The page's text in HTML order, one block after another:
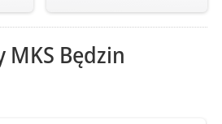
Będzin